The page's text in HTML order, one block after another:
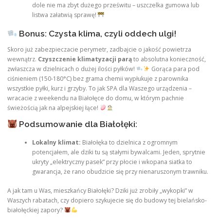
dole nie ma zbyt dużego prześwitu – uszczelka gumowa lub
listwa załatwią sprawę!
Bonus: Czysta klima, czyli oddech ulgi!
Skoro już zabezpieczacie perymetr, zadbajcie o jakość powietrza
wewnątrz. Czyszczenie klimatyzacji parąto absolutna konieczność,
zwłaszcza w dzielnicach o dużej ilości pyłków!
Gorąca para pod
ciśnieniem (150-180°C) bez grama chemii wypłukuje z parownika
wszystkie pyłki, kurz i grzyby. To jak SPA dla Waszego urządzenia –
wracacie z weekendu na Białołęce do domu, w którym pachnie
świeżością jak na alpejskiej łące!
Podsumowanie dla Białołęki:
Lokalny klimat: Białołęka to dzielnica z ogromnym
potencjałem, ale dziki tu są stałymi bywalcami. Jeden, sprytnie
ukryty „elektryczny pasek” przy płocie i wkopana siatka to
gwarancja, że rano obudzicie się przy nienaruszonym trawniku.
A jak tam u Was, mieszkańcy Białołęki? Dziki już zrobiły „wykopki” w
Waszych rabatach, czy dopiero szykujecie się do budowy tej bielańsko-
białołęckiej zapory?